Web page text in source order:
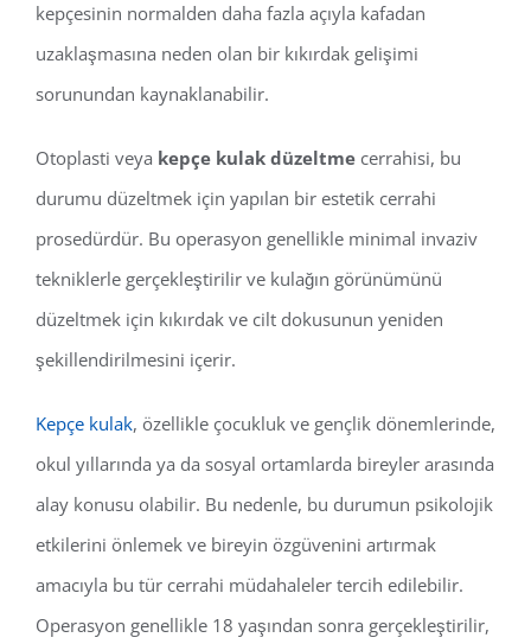
kepçesinin normalden daha fazla açıyla kafadan
uzaklaşmasına neden olan bir kıkırdak gelişimi
sorunundan kaynaklanabilir.
Otoplasti veya kepçe kulak düzeltme cerrahisi, bu
durumu düzeltmek için yapılan bir estetik cerrahi
prosedürdür. Bu operasyon genellikle minimal invaziv
tekniklerle gerçekleştirilir ve kulağın görünümünü
düzeltmek için kıkırdak ve cilt dokusunun yeniden
şekillendirilmesini içerir.
Kepçe kulak, özellikle çocukluk ve gençlik dönemlerinde,
okul yıllarında ya da sosyal ortamlarda bireyler arasında
alay konusu olabilir. Bu nedenle, bu durumun psikolojik
etkilerini önlemek ve bireyin özgüvenini artırmak
amacıyla bu tür cerrahi müdahaleler tercih edilebilir.
Operasyon genellikle 18 yaşından sonra gerçekleştirilir,